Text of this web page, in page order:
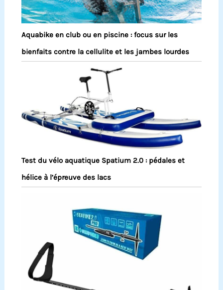
Aquabike en club ou en piscine : focus sur les
bienfaits contre la cellulite et les jambes lourdes
Test du vélo aquatique Spatium 2.0 : pédales et
hélice à l’épreuve des lacs